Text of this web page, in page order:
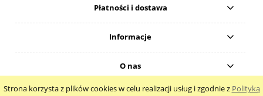
Strona korzysta z plików cookies w celu realizacji usług i zgodnie z Polityką
Płatności i dostawa
Informacje
O nas